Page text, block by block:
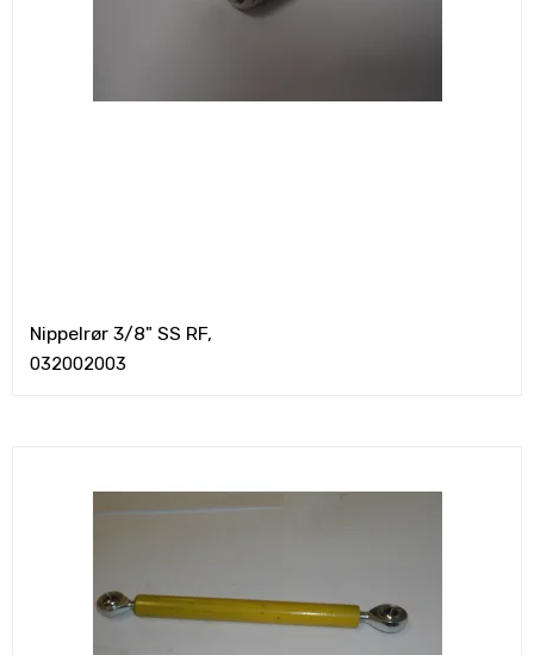
Nippelrør 3/8" SS RF,
032002003